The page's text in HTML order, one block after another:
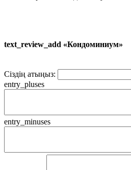
text_review_add «Кондоминиум»
Сіздің атыңыз:
entry_pluses
entry_minuses